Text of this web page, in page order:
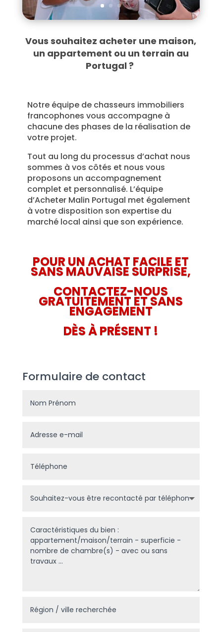
Vous souhaitez acheter une maison,
un appartement ou un terrain au
Portugal ?
Notre équipe de chasseurs immobiliers
francophones vous accompagne à
chacune des phases de la réalisation de
votre projet.
Tout au long du processus d’achat nous
sommes à vos côtés et nous vous
proposons un accompagnement
complet et personnalisé. L’équipe
d’Acheter Malin Portugal met également
à votre disposition son expertise du
marché local ainsi que son expérience.
POUR UN ACHAT FACILE ET
SANS MAUVAISE SURPRISE,
CONTACTEZ-NOUS
GRATUITEMENT ET SANS
ENGAGEMENT
DÈS À PRÉSENT !
Formulaire de contact